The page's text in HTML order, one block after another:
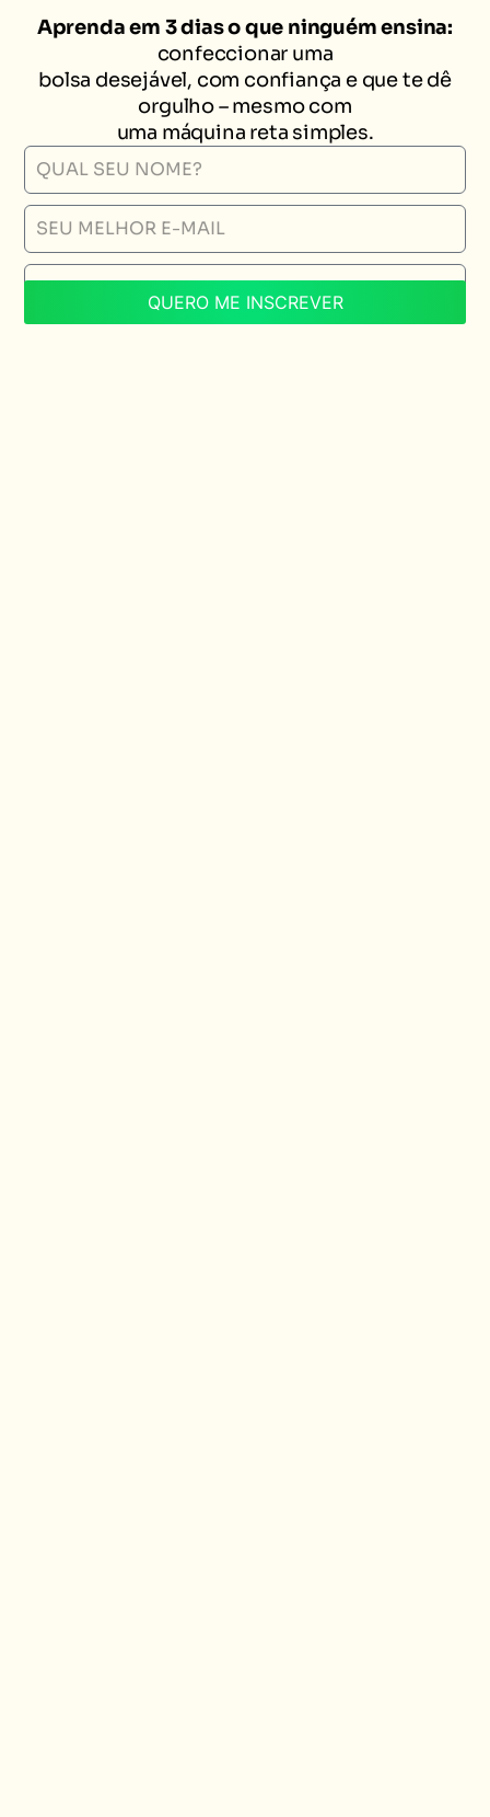
Aprenda em 3 dias o que ninguém ensina:
confeccionar uma
bolsa desejável, com confiança e que te dê
orgulho – mesmo com
uma máquina reta simples.
QUERO ME INSCREVER